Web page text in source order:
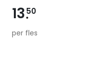
13 50
per fles